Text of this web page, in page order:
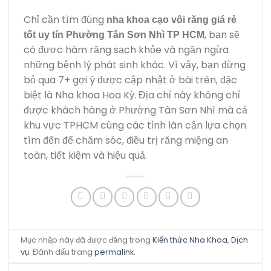
Chỉ cần tìm đúng nha khoa cạo vôi răng giá rẻ
tốt uy tín Phường Tân Sơn Nhì TP HCM, bạn sẽ
có được hàm răng sạch khỏe và ngăn ngừa
những bệnh lý phát sinh khác. Vì vậy, bạn đừng
bỏ qua 7+ gợi ý được cập nhật ở bài trên, đặc
biệt là Nha khoa Hoa Kỳ. Địa chỉ này không chỉ
được khách hàng ở Phường Tân Sơn Nhì mà cả
khu vực TPHCM cùng các tỉnh lân cận lựa chọn
tìm đến để chăm sóc, điều trị răng miệng an
toàn, tiết kiệm và hiệu quả.
Mục nhập này đã được đăng trongKiến thức Nha Khoa,Dịch
vụ. Đánh dấu trangpermalink.